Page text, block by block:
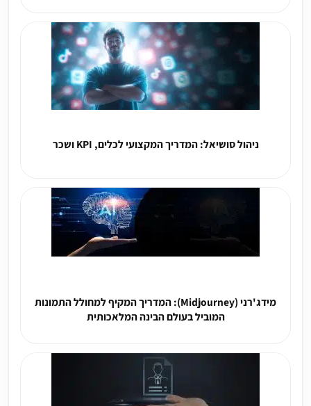
ניהול סושיאל: המדריך המקצועי לכלים, KPI ושכר
מידג'רני (Midjourney): המדריך המקיף למחולל התמונות
המוביל בעולם הבינה המלאכותית